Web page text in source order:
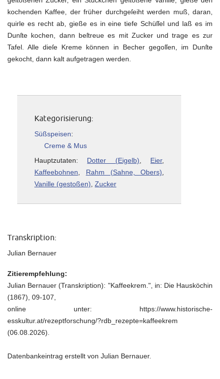
kochenden Kaffee, der früher durchgeſeiht werden muß, daran,
quirle es recht ab, gieße es in eine tiefe Schüſſel und laß es im
Dunſte kochen, dann beſtreue es mit Zucker und trage es zur
Tafel. Alle dieſe Kreme können in Becher gegoſſen, im Dunſte
gekocht, dann kalt aufgetragen werden.
Kategorisierung:
Süßspeisen:
Creme & Mus
Hauptzutaten: Dotter (Eigelb) Eier,
Kaffeebohnen
Rahm (Sahne, Obers)
Vanille (gestoßen) Zucker
Transkription:
Julian Bernauer
Zitierempfehlung:
Julian Bernauer (Transkription): "Kaffeekrem.", in: Die Hausköchin
(1867), 09-107,
online unter: https://www.historische-
esskultur.at/rezeptforschung/?rdb_rezepte=kaffeekrem
(06.08.2026).
Datenbankeintrag erstellt von Julian Bernauer.